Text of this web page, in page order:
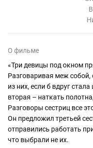
О фильме
«Три девицы под окном
Разговаривая меж собой,
из них, если б вдруг
вторая – наткать
Разговоры сестриц все
Он предложил третьей
отправились работать
что выбрали не их.